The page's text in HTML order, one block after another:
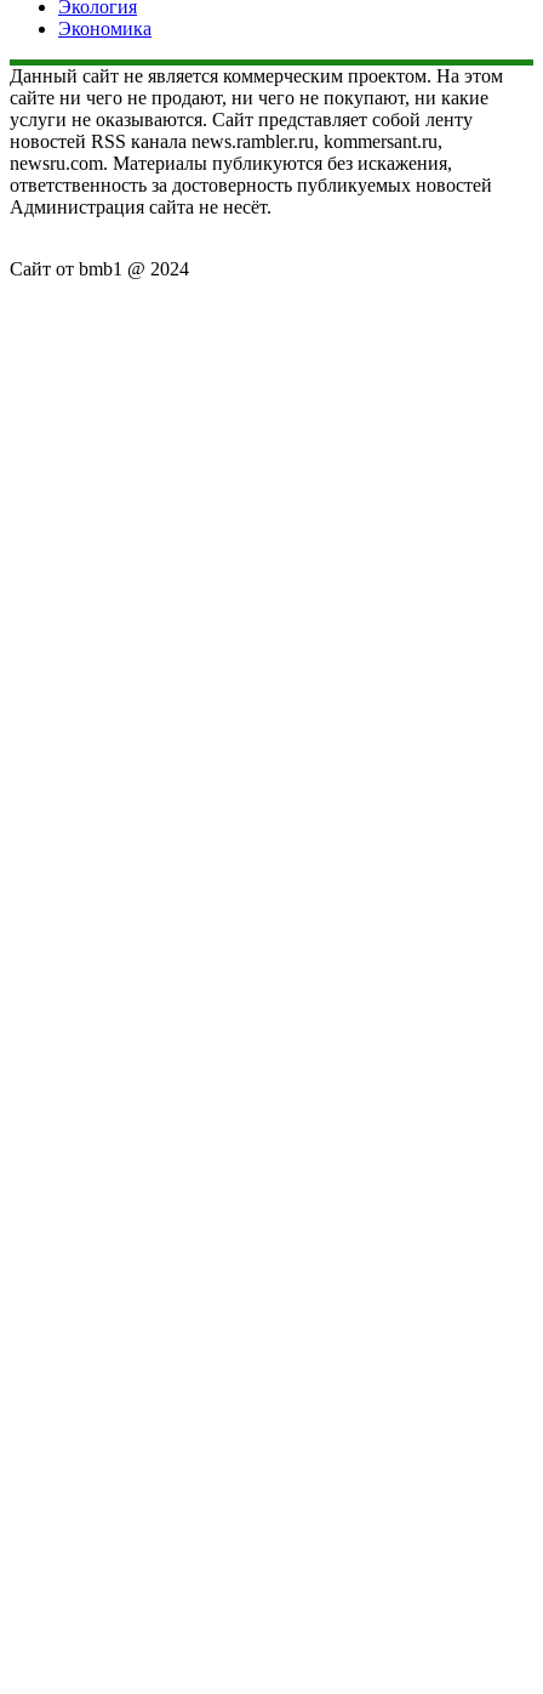
Экология
Экономика
Данный сайт не является коммерческим проектом. На этом
сайте ни чего не продают, ни чего не покупают, ни какие
услуги не оказываются. Сайт представляет собой ленту
новостей RSS канала news.rambler.ru, kommersant.ru,
newsru.com. Материалы публикуются без искажения,
ответственность за достоверность публикуемых новостей
Администрация сайта не несёт.
Сайт от bmb1 @ 2024